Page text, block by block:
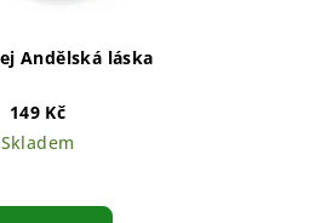
Andělská láska
149 Kč
Skladem